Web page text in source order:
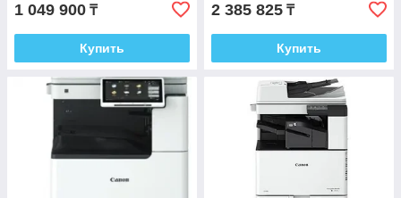
1 049 900 ₸
Купить
2 385 825 ₸
Купить